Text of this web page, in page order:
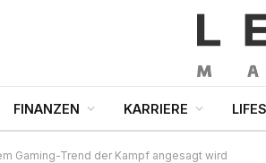
FINANZEN KARRIERE
Gaming-Trend der Kampf angesagt wird